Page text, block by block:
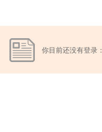
你目前还没有登录：